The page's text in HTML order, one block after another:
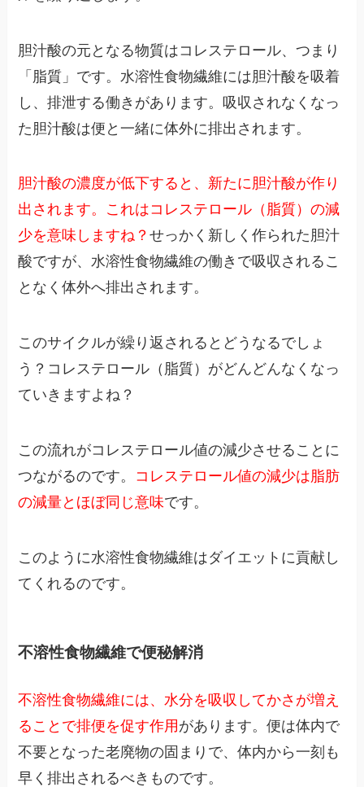
胆汁酸の元となる物質はコレステロール、つまり
「脂質」です。水溶性食物繊維には胆汁酸を吸着
し、排泄する働きがあります。吸収されなくなっ
た胆汁酸は便と一緒に体外に排出されます。
胆汁酸の濃度が低下すると、新たに胆汁酸が作り
出されます。これはコレステロール（脂質）の減
少を意味しますね？せっかく新しく作られた胆汁
酸ですが、水溶性食物繊維の働きで吸収されるこ
となく体外へ排出されます。
このサイクルが繰り返されるとどうなるでしょ
う？コレステロール（脂質）がどんどんなくなっ
ていきますよね？
この流れがコレステロール値の減少させることに
つながるのです。 コレステロール値の減少は脂肪
の減量とほぼ同じ意味です。
このように水溶性食物繊維はダイエットに貢献し
てくれるのです。
不溶性食物繊維で便秘解消
不溶性食物繊維には、水分を吸収してかさが増え
ることで排便を促す作用 があります。便は体内で
不要となった老廃物の固まりで、体内から一刻も
早く排出されるべきものです。